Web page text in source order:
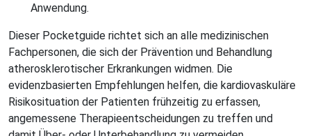
Anwendung.
Dieser Pocketguide richtet sich an alle medizinischen
Fachpersonen, die sich der Prävention und Behandlung
atherosklerotischer Erkrankungen widmen. Die
evidenzbasierten Empfehlungen helfen, die kardiovaskuläre
Risikosituation der Patienten frühzeitig zu erfassen,
angemessene Therapieentscheidungen zu treffen und